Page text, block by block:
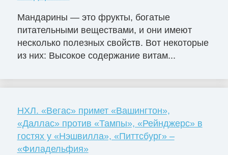
Мандарины — это фрукты, богатые
питательными веществами, и они имеют
несколько полезных свойств. Вот некоторые
из них: Высокое содержание витам...
НХЛ. «Вегас» примет «Вашингтон»,
«Даллас» против «Тампы», «Рейнджерс» в
гостях у «Нэшвилла», «Питтсбург» –
«Филадельфия»